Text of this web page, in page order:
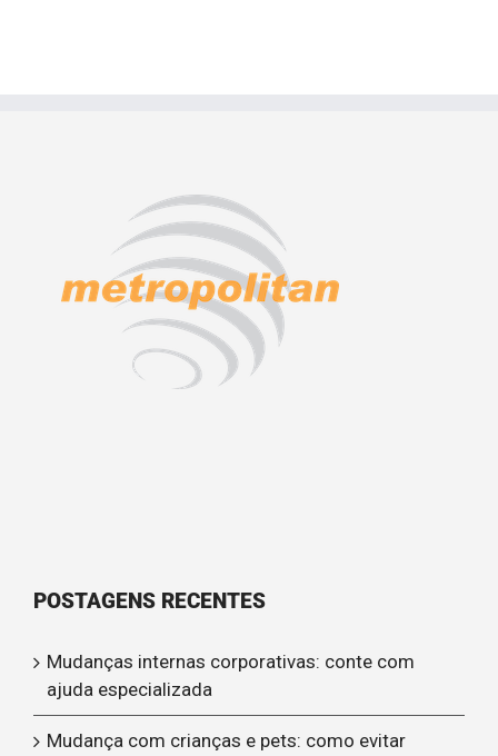
POSTAGENS RECENTES
Mudanças internas corporativas: conte com
ajuda especializada
Mudança com crianças e pets: como evitar